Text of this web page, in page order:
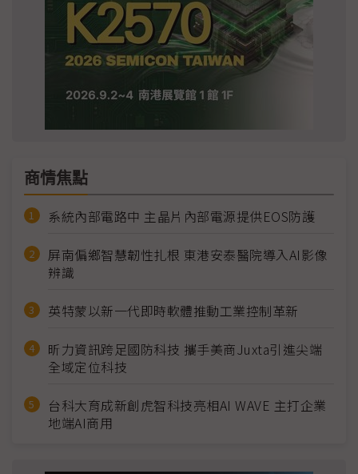
商情焦點
系統內部電路中 主晶片內部電源提供EOS防護
屏南偏鄉智慧韌性扎根 東港安泰醫院導入AI影像
辨識
英特蒙以新一代即時軟體推動工業控制革新
昕力資訊跨足國防科技 攜手美商Juxta引進尖端
全域定位科技
台科大育成新創虎智科技亮相AI WAVE 主打企業
地端AI商用